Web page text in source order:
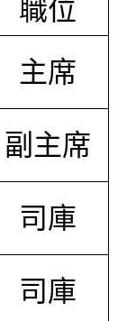
職位
主席
副主席
司庫
司庫